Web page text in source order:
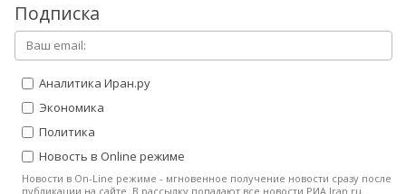
Подписка
Аналитика Иран.ру
Экономика
Политика
Новость в Online режиме
Новости в On-Line режиме - мгновенное получение новости сразу после
публикации на сайте. В рассылку попадают все новости РИА Iran.ru.